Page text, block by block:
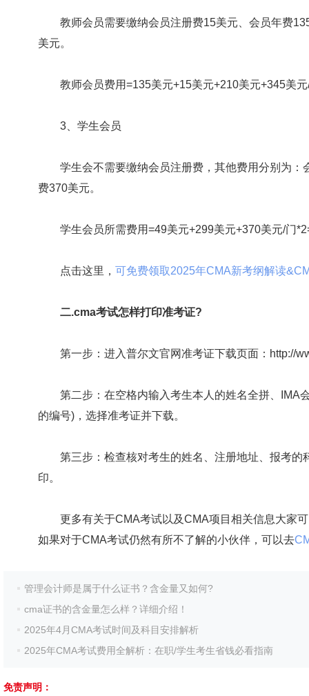
教师会员需要缴纳会员注册费15美元、会员年费
美元。
教师会员费用=135美元+15美元+210美元+345美元
3、学生会员
学生会不需要缴纳会员注册费，其他费用分别为：
费370美元。
学生会员所需费用=49美元+299美元+370美元/门
点击这里， 可免费领取2025年CMA新考纲解读
二.cma考试怎样打印准考证?
第一步：进入普尔文官网准考证下载页面：http://
第二步：在空格内输入考生本人的姓名全拼、IMA
的编号)，选择准考证并下载。
第三步：检查核对考生的姓名、注册地址、报考的
印。
更多有关于CMA考试以及CMA项目相关信息大家可
如果对于CMA考试仍然有所不了解的小伙伴，可以去
管理会计师是属于什么证书？含金量又如何?
cma证书的含金量怎么样？详细介绍！
2025年4月CMA考试时间及科目安排解析
2025年CMA考试费用全解析：在职/学生考生省钱必看指南
免责声明：